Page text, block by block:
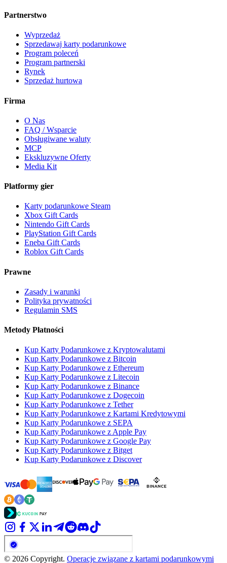
Partnerstwo
Wyprzedaż
Sprzedawaj karty podarunkowe
Program poleceń
Program partnerski
Rynek
Sprzedaż hurtowa
Firma
O Nas
FAQ / Wsparcie
Obsługiwane waluty
MCP
Ekskluzywne Oferty
Media Kit
Platformy gier
Karty podarunkowe Steam
Xbox Gift Cards
Nintendo Gift Cards
PlayStation Gift Cards
Eneba Gift Cards
Roblox Gift Cards
Prawne
Zasady i warunki
Polityka prywatności
Regulamin SMS
Metody Płatności
Kup Karty Podarunkowe z Kryptowalutami
Kup Karty Podarunkowe z Bitcoin
Kup Karty Podarunkowe z Ethereum
Kup Karty Podarunkowe z Litecoin
Kup Karty Podarunkowe z Binance
Kup Karty Podarunkowe z Dogecoin
Kup Karty Podarunkowe z Tether
Kup Karty Podarunkowe z Kartami Kredytowymi
Kup Karty Podarunkowe z SEPA
Kup Karty Podarunkowe z Apple Pay
Kup Karty Podarunkowe z Google Pay
Kup Karty Podarunkowe z Bitget
Kup Karty Podarunkowe z Discover
© 2026 Copyright. Operacje związane z kartami podarunkowymi